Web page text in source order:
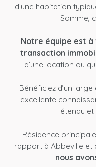
d’une habitation
Somme,
Notre équipe est
transaction
d’une location ou
Bénéficiez d’un
excellente
étendu
Résidence
rapport à Abbeville et
nous